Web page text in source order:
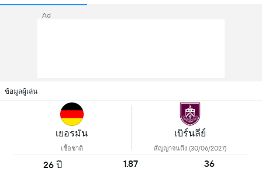
Ad
ข้อมูลผู้เล่น
เยอรมัน
เชื้อชาติ
เบิร์นลีย์
สัญญาจนถึง (30/06/2027)
26 ปี 1.87 36